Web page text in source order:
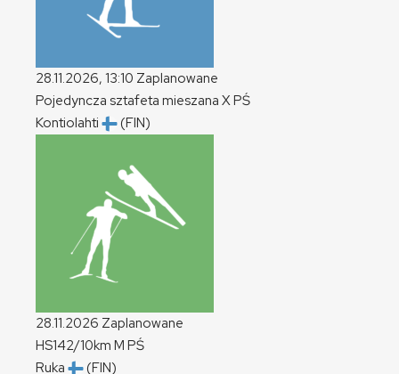
28.11.2026, 13:10 Zaplanowane
Pojedyncza sztafeta mieszana XPŚ
Kontiolahti
(FIN)
28.11.2026 Zaplanowane
HS142/10km M PŚ
Ruka
(FIN)